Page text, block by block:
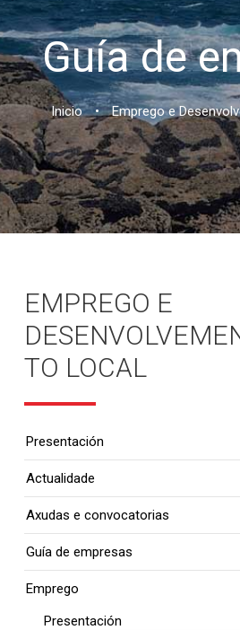
Guía de
Inicio • Emprego e
EMPREGO E
TO LOCAL
Presentación
Actualidade
Axudas e convocatorias
Guía de empresas
Emprego
Presentación